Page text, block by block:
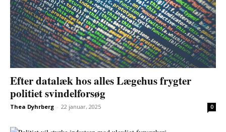
Efter datalæk hos alles Lægehus frygter
politiet svindelforsøg
Thea Dyhrberg - 22 januar, 2025 0